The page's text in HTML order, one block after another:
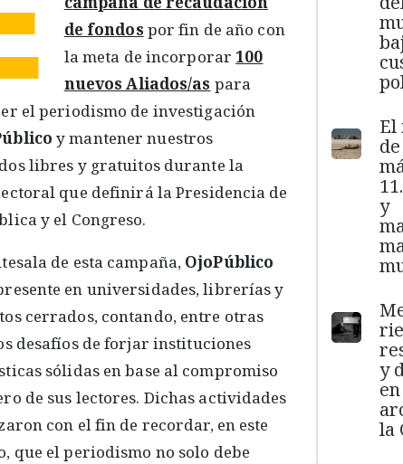
de fondos por fin de año con
la meta de incorporar100
nuevos Aliados/as para
el periodismo de investigación
y mantener nuestros
libres y gratuitos durante la
que definirá la Presidencia de
y el Congreso.
de esta campaña, OjoPúblico
en universidades, librerías y
cerrados, contando, entre otras
desafíos de forjar instituciones
sólidas en base al compromiso
de sus lectores. Dichas actividades
con el fin de recordar, en este
que el periodismo no solo debe
El
y
y
la